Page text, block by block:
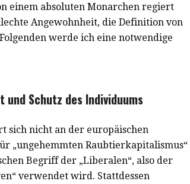
einem absoluten Monarchen regiert
Angewohnheit, die Definition von
werde ich eine notwendige
Schutz des Individuums
sich nicht an der europäischen
„ungehemmten Raubtierkapitalismus“
Begriff der „Liberalen“, also der
verwendet wird. Stattdessen